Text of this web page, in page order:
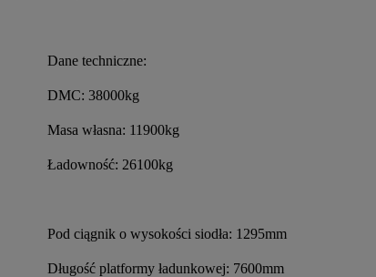
Dane techniczne:
DMC: 38000kg
Masa własna: 11900kg
Ładowność: 26100kg
Pod ciągnik o wysokości siodła: 1295mm
Długość platformy ładunkowej: 7600mm